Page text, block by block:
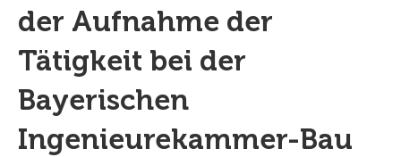
der Aufnahme der
Tätigkeit bei der
Bayerischen
Ingenieurekammer-Bau